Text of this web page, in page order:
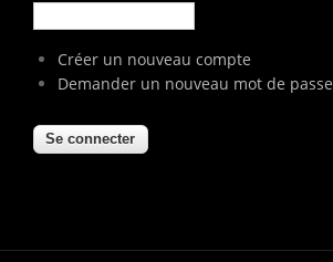
Créer un nouveau compte
Demander un nouveau mot de passe